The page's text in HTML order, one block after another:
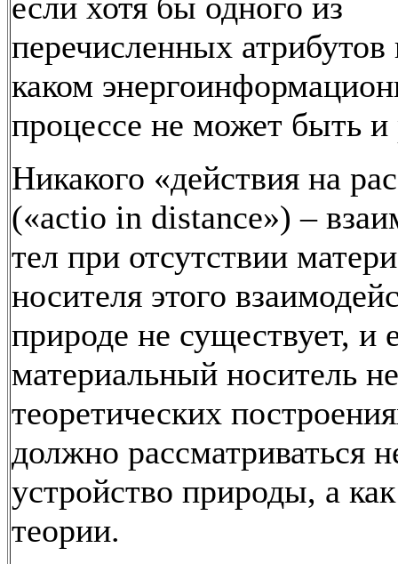
если хотя бы одного из
перечисленных атрибутов
каком
процессе не может быть и
Никакого «действия на
(«actio in distance») –
тел при отсутствии
носителя этого
природе не существует, и
материальный носитель
теоретических
должно рассматриваться
устройство природы, а
теории.